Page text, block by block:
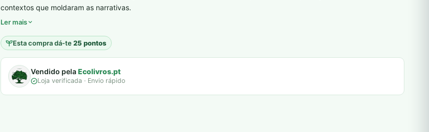
contextos que moldaram as narrativas.
Ler mais
Esta compra dá-te25 pontos
Vendido pelaEcolivros.pt
Loja verificada · Envio rápido